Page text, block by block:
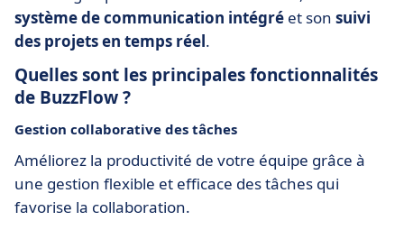
système de communication intégré et son suivi
des projets en temps réel.
Quelles sont les principales fonctionnalités
de BuzzFlow ?
Gestion collaborative des tâches
Améliorez la productivité de votre équipe grâce à
une gestion flexible et efficace des tâches qui
favorise la collaboration.